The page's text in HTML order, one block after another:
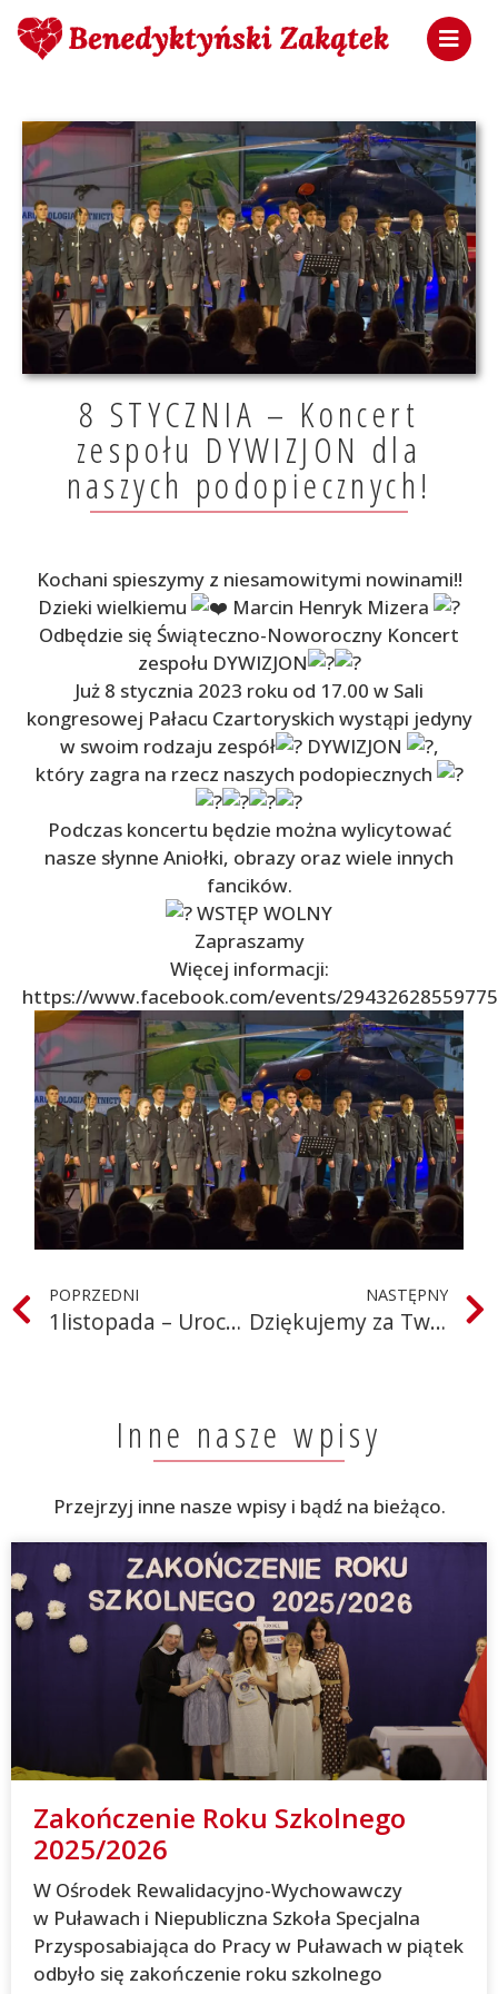
8 STYCZNIA – Koncert
zespołu DYWIZJON dla
naszych podopiecznych!
Kochani spieszymy z niesamowitymi nowinami!!
Dzieki wielkiemu
Marcin Henryk Mizera
Odbędzie się Świąteczno-Noworoczny Koncert
zespołu DYWIZJON
Już 8 stycznia 2023 roku od 17.00 w Sali
kongresowej Pałacu Czartoryskich wystąpi jedyny
w swoim rodzaju zespół
DYWIZJON
,
który zagra na rzecz naszych podopiecznych
Podczas koncertu będzie można wylicytować
nasze słynne Aniołki, obrazy oraz wiele innych
fancików.
WSTĘP WOLNY
Zapraszamy
Więcej informacji:
https://www.facebook.com/events/
POPRZEDNI
1listopada – Uroczystość Wszystkich Świętych
NASTĘPNY
Dziękujemy za Twój 1%!
Inne nasze wpisy
Przejrzyj inne nasze wpisy i bądź na bieżąco.
Zakończenie Roku Szkolnego
2025/2026
W Ośrodek Rewalidacyjno-Wychowawczy
w Puławach i Niepubliczna Szkoła Specjalna
Przysposabiająca do Pracy w Puławach w piątek
odbyło się zakończenie roku szkolnego